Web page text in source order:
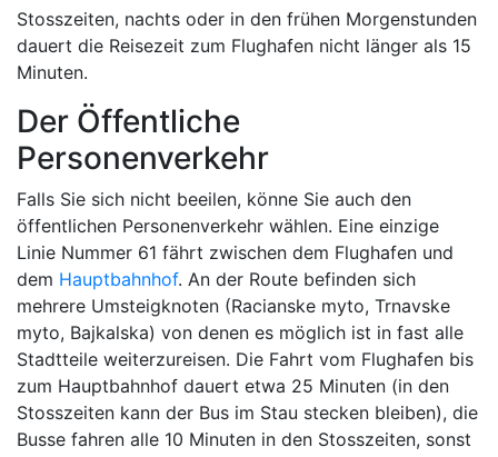
Stosszeiten, nachts oder in den frühen Morgenstunden
dauert die Reisezeit zum Flughafen nicht länger als 15
Minuten.
Der Öffentliche
Personenverkehr
Falls Sie sich nicht beeilen, könne Sie auch den
öffentlichen Personenverkehr wählen. Eine einzige
Linie Nummer 61 fährt zwischen dem Flughafen und
dem Hauptbahnhof. An der Route befinden sich
mehrere Umsteigknoten (Racianske myto, Trnavske
myto, Bajkalska) von denen es möglich ist in fast alle
Stadtteile weiterzureisen. Die Fahrt vom Flughafen bis
zum Hauptbahnhof dauert etwa 25 Minuten (in den
Stosszeiten kann der Bus im Stau stecken bleiben), die
Busse fahren alle 10 Minuten in den Stosszeiten, sonst